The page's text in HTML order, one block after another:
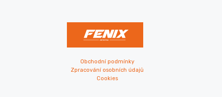
Obchodní podmínky
Zpracování osobních údajů
Cookies